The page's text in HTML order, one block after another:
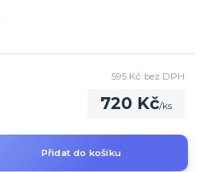
720 Kč/ks
595 Kč bez DPH
Přidat do košíku